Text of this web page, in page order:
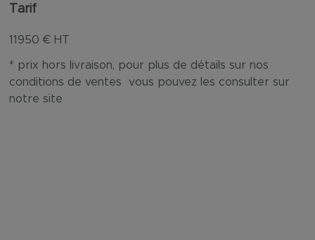
Tarif
11950€ HT
* prix hors livraison, pour plus de détails sur nos
conditions de ventes vous pouvez les consulter sur
notre site